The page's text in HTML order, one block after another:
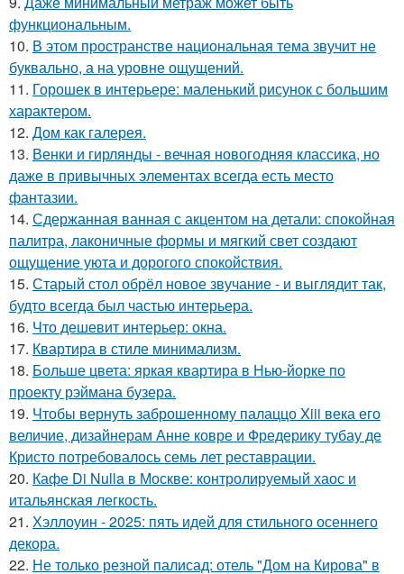
функциональным.
10. В этом пространстве национальная тема звучит не
буквально, а на уровне ощущений.
11. Горошек в интерьере: маленький рисунок с большим
характером.
12. Дом как галерея.
13. Венки и гирлянды - вечная новогодняя классика, но
даже в привычных элементах всегда есть место
фантазии.
14. Сдержанная ванная с акцентом на детали: спокойная
палитра, лаконичные формы и мягкий свет создают
ощущение уюта и дорогого спокойствия.
15. Старый стол обрёл новое звучание - и выглядит так,
будто всегда был частью интерьера.
16. Что дешевит интерьер: окна.
17. Квартира в стиле минимализм.
18. Больше цвета: яркая квартира в Нью-йорке по
проекту рэймана бузера.
19. Чтобы вернуть заброшенному палаццо Xiii века его
величие, дизайнерам Анне ковре и Фредерику тубау де
Кристо потребовалось семь лет реставрации.
20. Кафе Di Nulla в Москве: контролируемый хаос и
итальянская легкость.
21. Хэллоуин - 2025: пять идей для стильного осеннего
декора.
22. Не только резной палисад: отель "Дом на Кирова" в